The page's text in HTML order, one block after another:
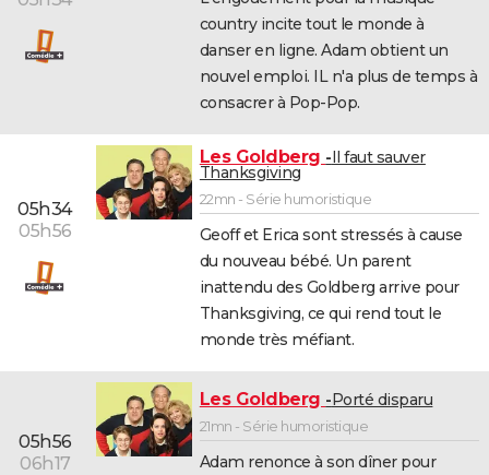
country incite tout le monde à
danser en ligne. Adam obtient un
nouvel emploi. IL n'a plus de temps à
consacrer à Pop-Pop.
05h34
05h56
Les Goldberg Il faut sauver
Thanksgiving
22mn - Série humoristique
Geoff et Erica sont stressés à cause
du nouveau bébé. Un parent
inattendu des Goldberg arrive pour
Thanksgiving, ce qui rend tout le
monde très méfiant.
05h56
06h17
Les Goldberg Porté disparu
21mn - Série humoristique
Adam renonce à son dîner pour